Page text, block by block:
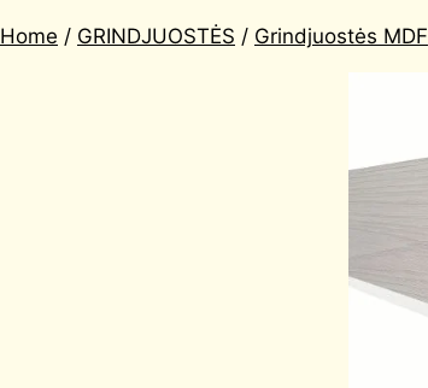
Home / GRINDJUOSTĖS / Grindjuostės MDF